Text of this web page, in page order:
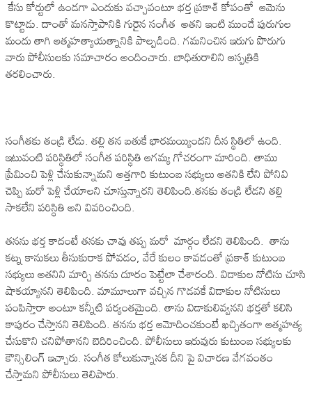
కేసు కోర్టులో ఉండగా ఎందుకు వచ్చావంటూ భర్త ప్రకాశ్‌ కోపంతో ఆమెను
కొట్టాడు. దాంతో మనస్తాపానికి గురైన సంగీత అతని ఇంటి ముందే పురుగుల
మందు తాగి ఆత్మహత్యాయత్నానికి పాల్పడింది. గమనించిన ఇరుగు పొరుగు
వారు పోలీసులకు సమాచారం అందించారు. బాధితురాలిని ఆస్పత్రికి
తరలించారు.
సంగీతకు తండ్రి లేడు. తల్లి తన బతుకే భారమయ్యిందని దీన స్థితిలో ఉంది.
ఇటువంటి పరిస్థితిలో సంగీత పరిస్థితి ఆగమ్య గోచరంగా మారింది. తాము
ప్రేమించి పెళ్లి చేసుకున్నామని అత్తగారి కుటుంబ సభ్యులు అతనికి లేని పోనివి
చెప్పి మరో పెళ్లి చేయాలని చూస్తున్నారని తెలిపింది.తనకు తండ్రి లేడని తల్లి
సాకలేని పరిస్థితి అని వివరించింది.
తనను భర్త కాదంటే తనకు చావు తప్ప మరో మార్గం లేదని తెలిపింది. తాను
కట్న కానుకలు తీసుకురాక పోవడం, వేరే కులం కావడంతో ప్రకాశ్ కుటుంబ
సభ్యులు అతనిని మార్చి తనను దూరం పెట్టేలా చేశారంది. విడాకుల నోటిసు చూసి
షాకయ్యానని తెలిపింది. మామూలుగా వచ్చిన గొడవకే విడాకుల నోటిసులు
పంపిస్తారా అంటూ కన్నీటి పర్యంతమైంది. తాను విడాకులివ్వనని భర్తతో కలిసి
కాపురం చేస్తానని తెలిపింది. తనను భర్త ఆమోదించకుంటే ఖచ్చితంగా ఆత్మహత్య
చేసుకొని చనిపోతానని బెదిరించింది. పోలీసులు ఇరువురు కుటుంబ సభ్యులకు
కౌన్సిలింగ్ ఇచ్చారు. సంగీత కోలుకున్నానక దీని పై విచారణ వేగవంతం
చేస్తామని పోలీసులు తెలిపారు.